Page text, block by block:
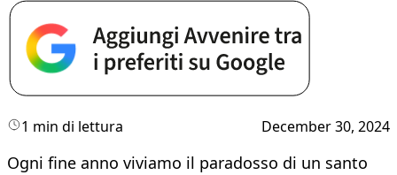
1 min di lettura December 30, 2024
Ogni fine anno viviamo il paradosso di un santo